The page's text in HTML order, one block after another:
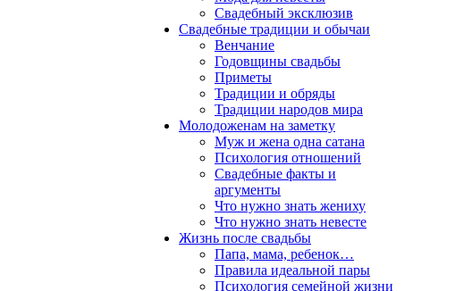
Свадебный эксклюзив
Свадебные традиции и обычаи
Венчание
Годовщины свадьбы
Приметы
Традиции и обряды
Традиции народов мира
Молодоженам на заметку
Муж и жена одна сатана
Психология отношений
Свадебные факты и
аргументы
Что нужно знать жениху
Что нужно знать невесте
Жизнь после свадьбы
Папа, мама, ребенок…
Правила идеальной пары
Психология семейной жизни